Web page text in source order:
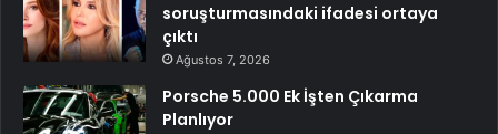
soruşturmasındaki ifadesi ortaya
çıktı
Ağustos 7, 2026
Porsche 5.000 Ek İşten Çıkarma
Planlıyor